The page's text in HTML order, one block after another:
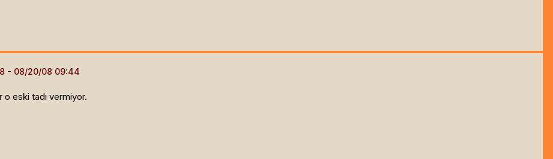
eski tadı vermiyor.